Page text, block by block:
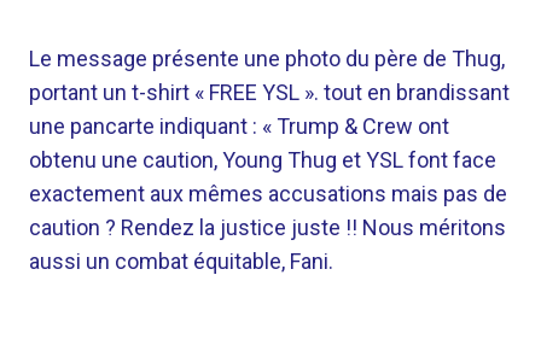
Le message présente une photo du père de Thug,
portant un t-shirt « FREE YSL ». tout en brandissant
une pancarte indiquant : « Trump & Crew ont
obtenu une caution, Young Thug et YSL font face
exactement aux mêmes accusations mais pas de
caution ? Rendez la justice juste !! Nous méritons
aussi un combat équitable, Fani.